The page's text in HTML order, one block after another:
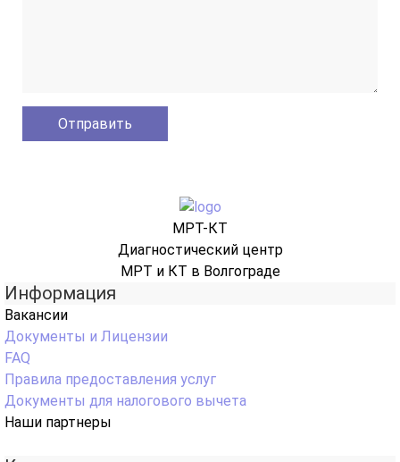
МРТ-КТ
Диагностический центр
МРТ и КТ в Волгограде
Информация
Вакансии
Документы и Лицензии
FAQ
Правила предоставления услуг
Документы для налогового вычета
Наши партнеры